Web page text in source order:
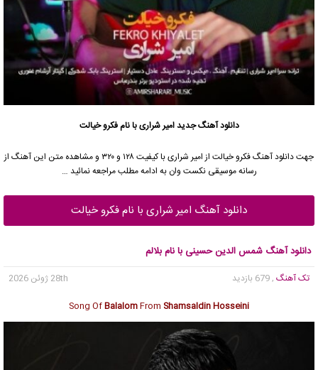
دانلود آهنگ جدیدامیر شراری با نام فکرو خیالت
جهت دانلود آهنگ فکرو خیالت از امیر شراری با کیفیت ۱۲۸ و ۳۲۰ و مشاهده متن این آهنگ از
رسانه موسیقی نکست وان به ادامه مطلب مراجعه نمائید …
دانلود آهنگ امیر شراری با نام فکرو خیالت
دانلود آهنگ شمس الدین حسینی با نام بلالم
تک آهنگ , 679 بازدید
28th ژوئن 2026
Song OfBalalomFrom Shamsaldin Hosseini